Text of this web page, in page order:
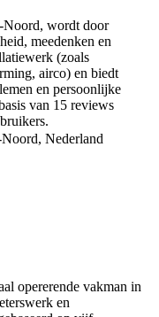
wordt door
meedenken en
(zoals
airco) en biedt
en persoonlijke
van 15 reviews
Nederland
opererende vakman in
en